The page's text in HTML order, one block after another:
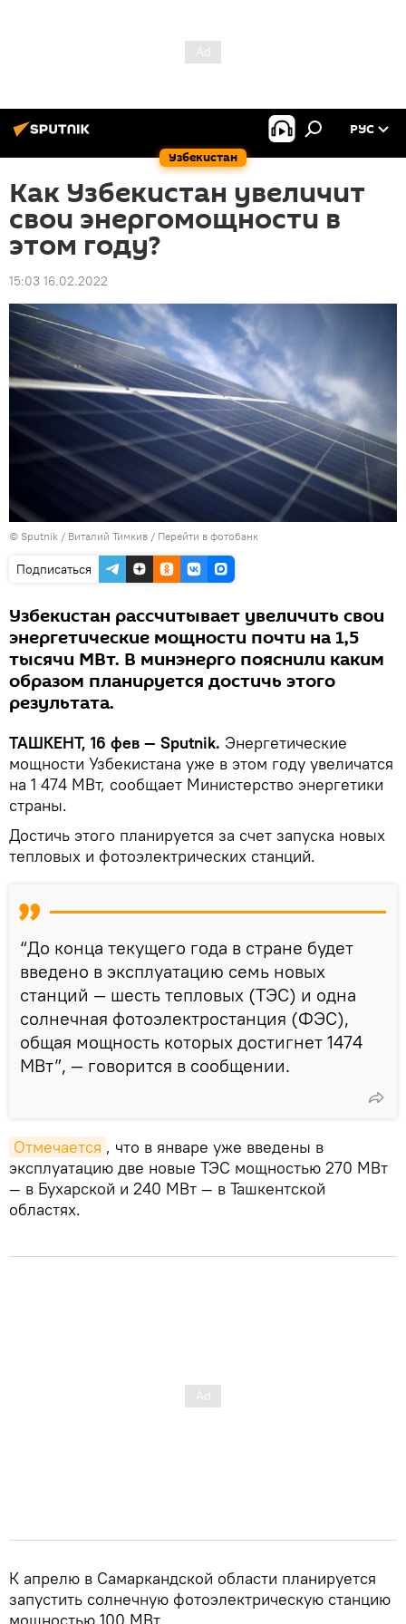
Узбекистан
РУС
Как Узбекистан увеличит
свои энергомощности в
этом году?
15:03 16.02.2022
© Sputnik / Виталий Тимкив / Перейти в фотобанк
Подписаться
Узбекистан рассчитывает увеличить свои
энергетические мощности почти на 1,5
тысячи МВт. В минэнерго пояснили каким
образом планируется достичь этого
результата.
ТАШКЕНТ, 16 фев — Sputnik. Энергетические
мощности Узбекистана уже в этом году увеличатся
на 1 474 МВт, сообщает Министерство энергетики
страны.
Достичь этого планируется за счет запуска новых
тепловых и фотоэлектрических станций.
“До конца текущего года в стране будет
введено в эксплуатацию семь новых
станций — шесть тепловых (ТЭС) и одна
солнечная фотоэлектростанция (ФЭС),
общая мощность которых достигнет 1474
МВт”, — говорится в сообщении.
Отмечается , что в январе уже введены в
эксплуатацию две новые ТЭС мощностью 270 МВт
— в Бухарской и 240 МВт — в Ташкентской
областях.
К апрелю в Самаркандской области планируется
запустить солнечную фотоэлектрическую станцию
мощностью 100 МВт.